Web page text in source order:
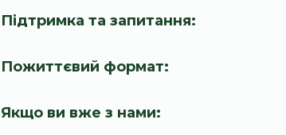
Підтримка та запитання:
Пожиттєвий формат:
Якщо ви вже з нами: